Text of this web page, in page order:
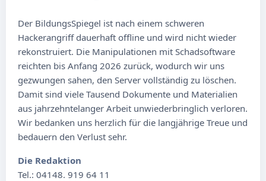
Der BildungsSpiegel ist nach einem schweren
Hackerangriff dauerhaft offline und wird nicht wieder
rekonstruiert. Die Manipulationen mit Schadsoftware
reichten bis Anfang 2026 zurück, wodurch wir uns
gezwungen sahen, den Server vollständig zu löschen.
Damit sind viele Tausend Dokumente und Materialien
aus jahrzehntelanger Arbeit unwiederbringlich verloren.
Wir bedanken uns herzlich für die langjährige Treue und
bedauern den Verlust sehr.
Die Redaktion
Tel.: 04148. 919 64 11